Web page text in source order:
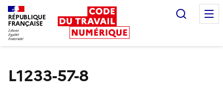
RÉPUBLIQUE
FRANÇAISE
L1233-57-8